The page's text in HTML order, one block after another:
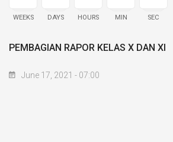
WEEKS DAYS HOURS MIN SEC
PEMBAGIAN RAPOR KELAS X DAN XI
June 17, 2021 - 07:00